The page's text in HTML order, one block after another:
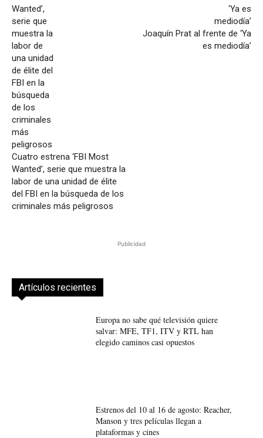
Cuatro estrena ‘FBI Most
Wanted’, serie que muestra la
labor de una unidad de élite
del FBI en la búsqueda de los
criminales más peligrosos
Joaquín Prat al frente de ‘Ya
es mediodía’
Publicidad
Artículos recientes
Europa no sabe qué televisión quiere
salvar: MFE, TF1, ITV y RTL han
elegido caminos casi opuestos
Estrenos del 10 al 16 de agosto: Reacher,
Manson y tres películas llegan a
plataformas y cines